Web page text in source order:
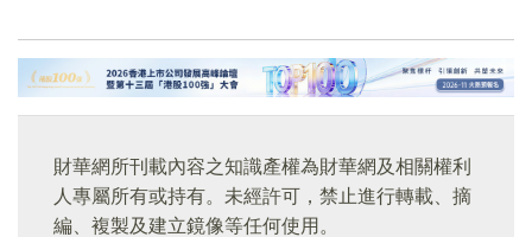
財華網所刊載內容之知識產權為財華網及相關權利
人專屬所有或持有。未經許可，禁止進行轉載、摘
編、複製及建立鏡像等任何使用。